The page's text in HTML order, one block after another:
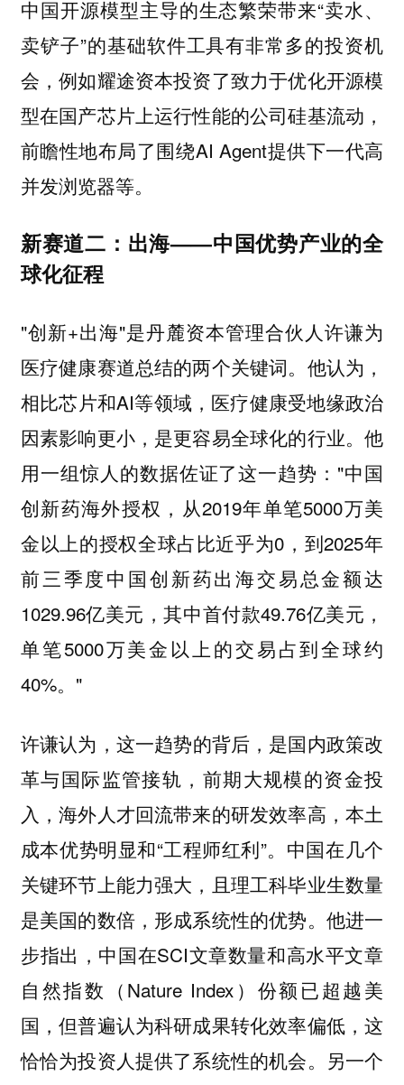
中国开源模型主导的生态繁荣带来“卖水、
卖铲子”的基础软件工具有非常多的投资机
会，例如耀途资本投资了致力于优化开源模
型在国产芯片上运行性能的公司硅基流动，
前瞻性地布局了围绕AI Agent提供下一代高
并发浏览器等。
新赛道二：出海——中国优势产业的全
球化征程
"创新+出海"是丹麓资本管理合伙人许谦为
医疗健康赛道总结的两个关键词。他认为，
相比芯片和AI等领域，医疗健康受地缘政治
因素影响更小，是更容易全球化的行业。他
用一组惊人的数据佐证了这一趋势："中国
创新药海外授权，从2019年单笔5000万美
金以上的授权全球占比近乎为0，到2025年
前三季度中国创新药出海交易总金额达
1029.96亿美元，其中首付款49.76亿美元，
单笔5000万美金以上的交易占到全球约
40%。"
许谦认为，这一趋势的背后，是国内政策改
革与国际监管接轨，前期大规模的资金投
入，海外人才回流带来的研发效率高，本土
成本优势明显和“工程师红利”。中国在几个
关键环节上能力强大，且理工科毕业生数量
是美国的数倍，形成系统性的优势。他进一
步指出，中国在SCI文章数量和高水平文章
自然指数（Nature Index）份额已超越美
国，但普遍认为科研成果转化效率偏低，这
恰恰为投资人提供了系统性的机会。另一个